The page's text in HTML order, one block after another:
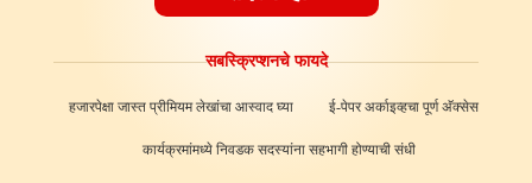
सबस्क्रिप्शनचे फायदे
हजारपेक्षा जास्त प्रीमियम लेखांचा आस्वाद घ्या ई-पेपर अर्काइव्हचा पूर्ण अ‍ॅक्सेस
कार्यक्रमांमध्ये निवडक सदस्यांना सहभागी होण्याची संधी